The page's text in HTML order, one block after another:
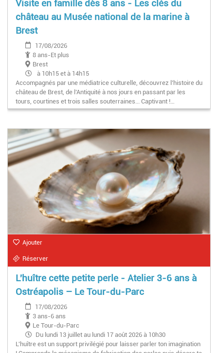
Visite en famille dès 8 ans - Les clés du
château au Musée national de la marine à
Brest
17/08/2026
8 ans-Et plus
Brest
à 10h15 et à 14h15
Accompagnés par une médiatrice culturelle, découvrez l’histoire du
château de Brest, de l’Antiquité à nos jours en passant par les
tours, courtines et trois salles souterraines... Captivant !…
Ajouter
Réserver
L'huître cette petite perle - Atelier 3-6 ans à
Ostréapolis – Le Tour-du-Parc
17/08/2026
3 ans-6 ans
Le Tour-du-Parc
Du lundi 13 juillet au lundi 17 août 2026 à 10h30
L'huître est un support privilégié pour laisser parler ton imagination